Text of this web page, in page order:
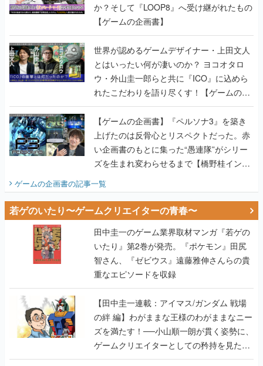
か？そして『LOOP8』へ受け継がれたもの
【ゲームの企画書】
世界が認めるゲームデザイナー・上田文人
とはいったい何が凄いのか？ ヨコオタロ
ウ・外山圭一郎らと共に『ICO』に込めら
れたこだわりを語り尽くす！【ゲームの企
画書】
【ゲームの企画書】『ペルソナ3』を築き
上げたのは反骨心とリスペクトだった。赤
い企画書のもとに集った“愚連隊”がシリー
ズを生まれ変わらせるまで【橋野桂インタ
ビュー】
ゲームの企画書の記事一覧
若ゲのいたり〜ゲームクリエイターの青春〜
田中圭一のゲーム業界取材マンガ『若ゲの
いたり』第2巻が発売。『ポケモン』田尻
智さん、『ゼビウス』遠藤雅伸さんらの貴
重なエピソードを収録
【田中圭一連載：アイマス/ガンダム 戦場
の絆 編】わがままな王様のわがままなニー
ズを満たす！──小山順一朗が貫く姿勢に、
ゲームクリエイターとしての矜持を見た
【若ゲのいたり最終回】